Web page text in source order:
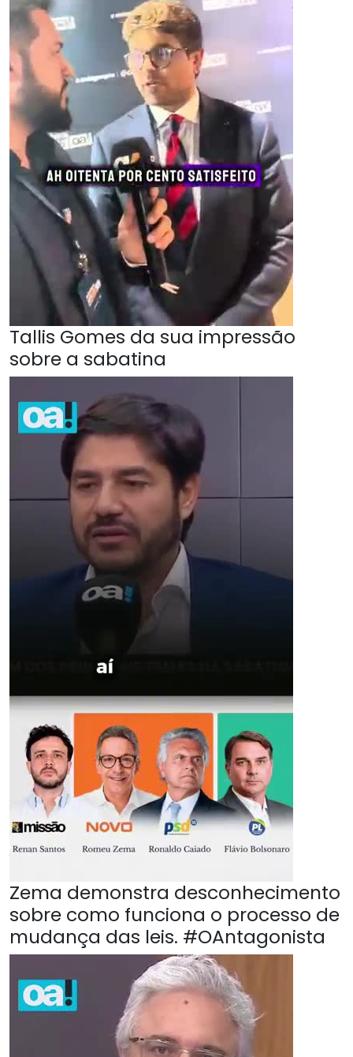
Tallis Gomes da sua impressão
sobre a sabatina
Zema demonstra desconhecimento
sobre como funciona o processo de
mudança das leis. #OAntagonista